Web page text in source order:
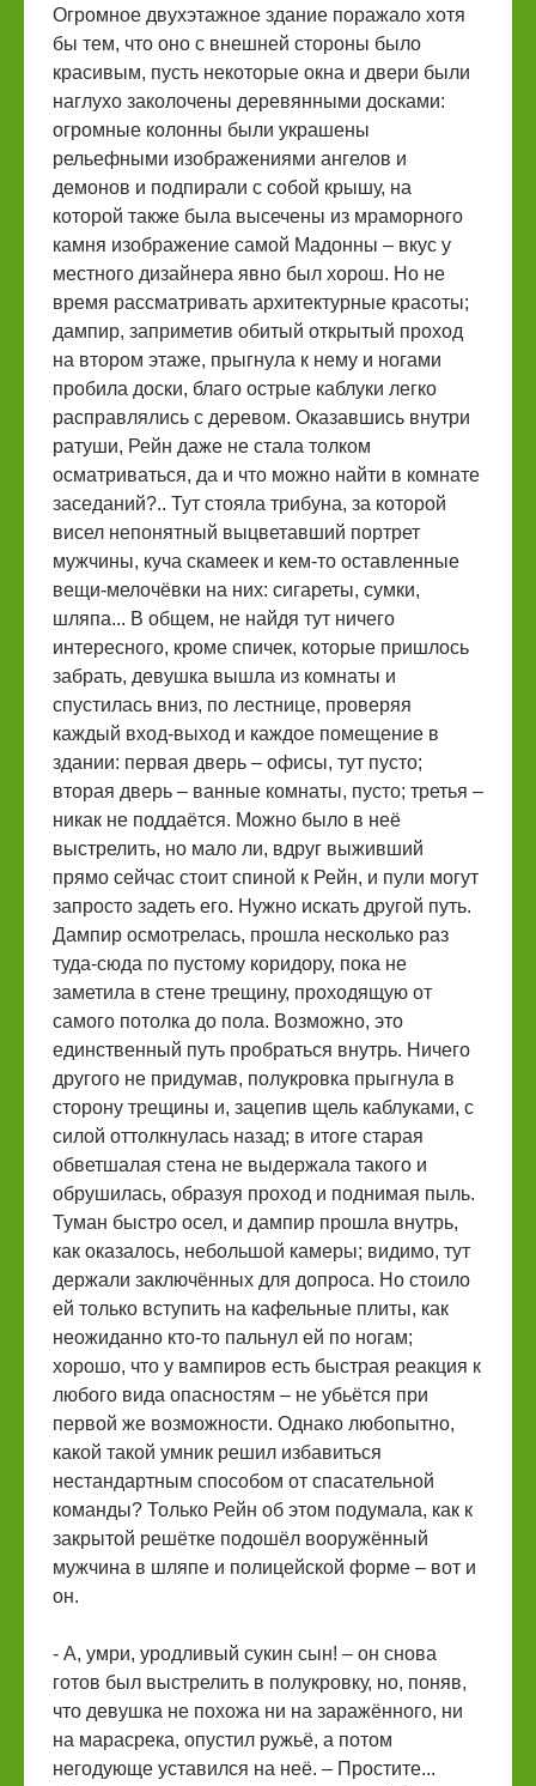
Огромное двухэтажное здание поражало хотя
бы тем, что оно с внешней стороны было
красивым, пусть некоторые окна и двери были
наглухо заколочены деревянными досками:
огромные колонны были украшены
рельефными изображениями ангелов и
демонов и подпирали с собой крышу, на
которой также была высечены из мраморного
камня изображение самой Мадонны – вкус у
местного дизайнера явно был хорош. Но не
время рассматривать архитектурные красоты;
дампир, заприметив обитый открытый проход
на втором этаже, прыгнула к нему и ногами
пробила доски, благо острые каблуки легко
расправлялись с деревом. Оказавшись внутри
ратуши, Рейн даже не стала толком
осматриваться, да и что можно найти в комнате
заседаний?.. Тут стояла трибуна, за которой
висел непонятный выцветавший портрет
мужчины, куча скамеек и кем-то оставленные
вещи-мелочёвки на них: сигареты, сумки,
шляпа... В общем, не найдя тут ничего
интересного, кроме спичек, которые пришлось
забрать, девушка вышла из комнаты и
спустилась вниз, по лестнице, проверяя
каждый вход-выход и каждое помещение в
здании: первая дверь – офисы, тут пусто;
вторая дверь – ванные комнаты, пусто; третья –
никак не поддаётся. Можно было в неё
выстрелить, но мало ли, вдруг выживший
прямо сейчас стоит спиной к Рейн, и пули могут
запросто задеть его. Нужно искать другой путь.
Дампир осмотрелась, прошла несколько раз
туда-сюда по пустому коридору, пока не
заметила в стене трещину, проходящую от
самого потолка до пола. Возможно, это
единственный путь пробраться внутрь. Ничего
другого не придумав, полукровка прыгнула в
сторону трещины и, зацепив щель каблуками, с
силой оттолкнулась назад; в итоге старая
обветшалая стена не выдержала такого и
обрушилась, образуя проход и поднимая пыль.
Туман быстро осел, и дампир прошла внутрь,
как оказалось, небольшой камеры; видимо, тут
держали заключённых для допроса. Но стоило
ей только вступить на кафельные плиты, как
неожиданно кто-то пальнул ей по ногам;
хорошо, что у вампиров есть быстрая реакция к
любого вида опасностям – не убьётся при
первой же возможности. Однако любопытно,
какой такой умник решил избавиться
нестандартным способом от спасательной
команды? Только Рейн об этом подумала, как к
закрытой решётке подошёл вооружённый
мужчина в шляпе и полицейской форме – вот и
он.
- А, умри, уродливый сукин сын! – он снова
готов был выстрелить в полукровку, но, поняв,
что девушка не похожа ни на заражённого, ни
на марасрека, опустил ружьё, а потом
негодующе уставился на неё. – Простите...